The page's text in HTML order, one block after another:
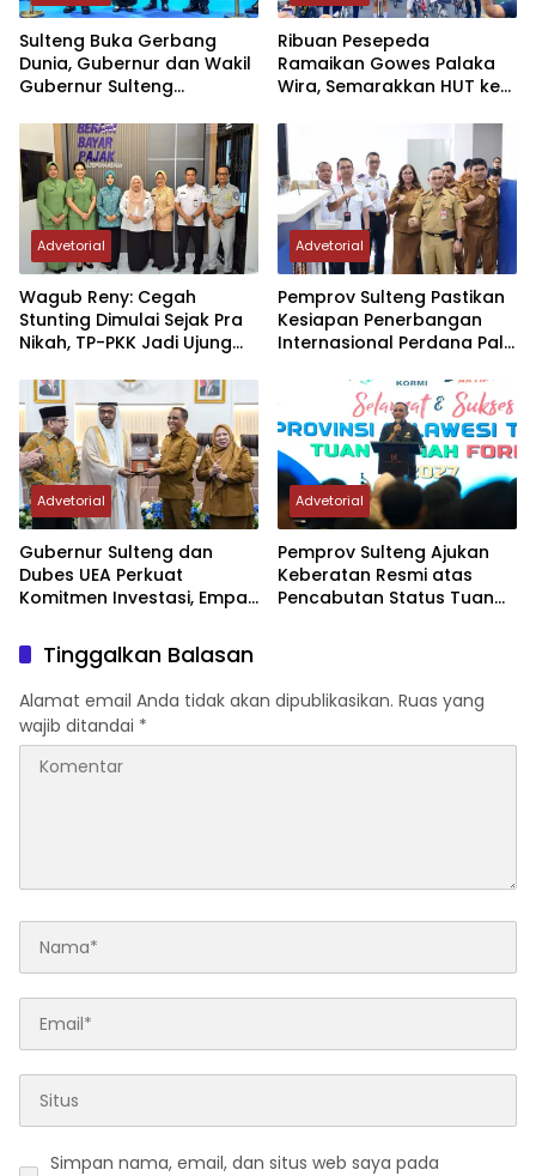
Sulteng Buka Gerbang
Dunia, Gubernur dan Wakil
Gubernur Sulteng
Perdana Internasional
Palu-Guangzhou
Ribuan Pesepeda
Ramaikan Gowes Palaka
Wira, Semarakkan HUT ke-1
Advetorial
Wagub Reny: Cegah
Stunting Dimulai Sejak Pra
Nikah, TP-PKK Jadi Ujung
Advetorial
Pemprov Sulteng Pastikan
Kesiapan Penerbangan
Internasional Perdana Palu
Advetorial
Gubernur Sulteng dan
Dubes UEA Perkuat
Komitmen Investasi, Empat
Advetorial
Pemprov Sulteng Ajukan
Keberatan Resmi atas
Pencabutan Status Tuan
Tinggalkan Balasan
Alamat email Anda tidak akan dipublikasikan. Ruas yang
wajib ditandai *
Simpan nama, email, dan situs web saya pada